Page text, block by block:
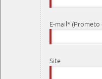
E-mail* (Prometo
Site